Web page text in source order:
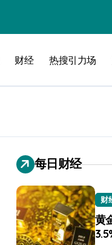
财经 热搜引力场
每日财经
财
黄